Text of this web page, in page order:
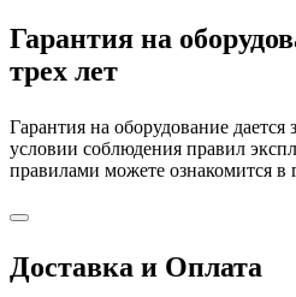
Гарантия на
трех лет
Гарантия на оборудование дается
условии соблюдения правил
правилами можете ознакомится в
Доставка и Оплата